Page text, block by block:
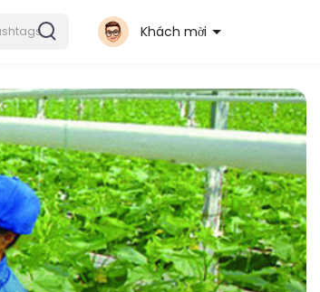
Khách mời